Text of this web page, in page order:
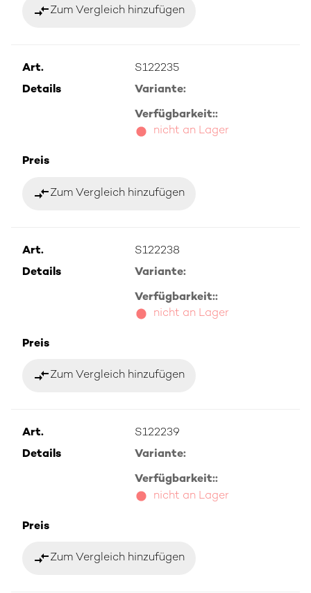
compare_arrowsZum Vergleich hinzufügen
Art.
S122235
Details
Variante:
Verfügbarkeit::
nicht an Lager
Preis
compare_arrowsZum Vergleich hinzufügen
Art.
S122238
Details
Variante:
Verfügbarkeit::
nicht an Lager
Preis
compare_arrowsZum Vergleich hinzufügen
Art.
S122239
Details
Variante:
Verfügbarkeit::
nicht an Lager
Preis
compare_arrowsZum Vergleich hinzufügen